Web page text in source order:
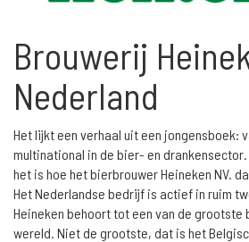
Brouwerij
Nederland
Het lijkt een verhaal uit een jongensboek:
multinational in de bier- en
het is hoe het bierbrouwer Heineken NV.
Het Nederlandse bedrijf is actief in ruim
Heineken behoort tot een van de grootste
wereld. Niet de grootste, dat is het